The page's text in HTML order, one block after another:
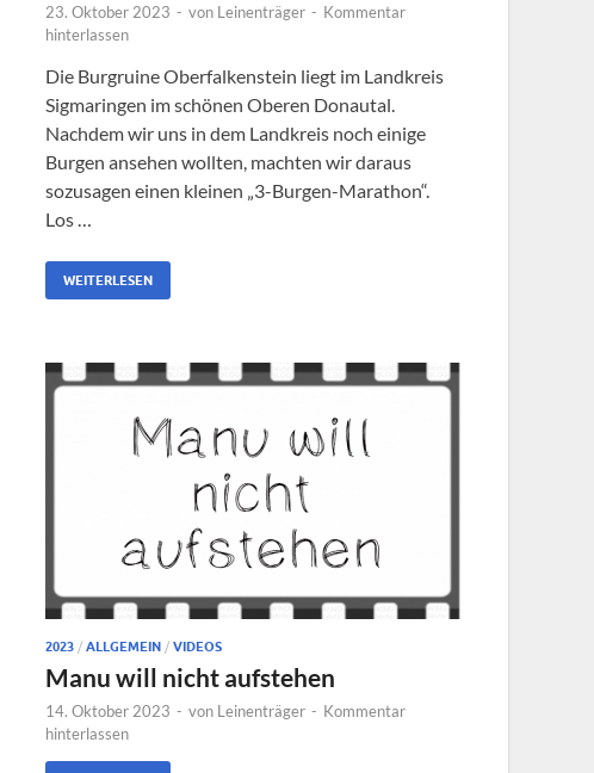
23. Oktober 2023 - von Leinenträger - Kommentar
hinterlassen
Die Burgruine Oberfalkenstein liegt im Landkreis
Sigmaringen im schönen Oberen Donautal.
Nachdem wir uns in dem Landkreis noch einige
Burgen ansehen wollten, machten wir daraus
sozusagen einen kleinen „3-Burgen-Marathon“.
Los …
WEITERLESEN
2023 / ALLGEMEIN / VIDEOS
Manu will nicht aufstehen
14. Oktober 2023 - von Leinenträger - Kommentar
hinterlassen